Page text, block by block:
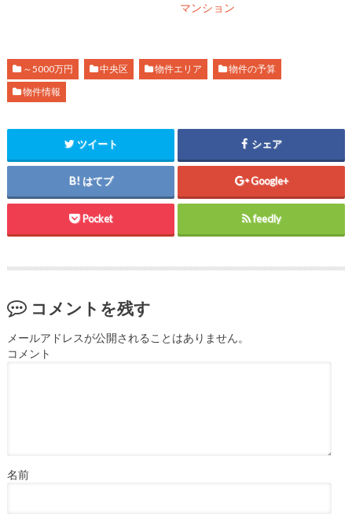
マンション
～5000万円 中央区 物件エリア
物件の予算
物件情報
ツイート シェア
はてブ Google+
Pocket feedly
コメントを残す
メールアドレスが公開されることはありません。
コメント
名前